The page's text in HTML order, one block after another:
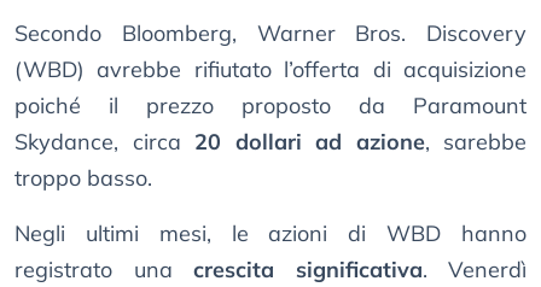
Secondo Bloomberg, Warner Bros. Discovery
(WBD) avrebbe rifiutato l’offerta di acquisizione
poiché il prezzo proposto da Paramount
Skydance, circa 20 dollari ad azione, sarebbe
troppo basso.
Negli ultimi mesi, le azioni di WBD hanno
registrato una crescita significativa. Venerdì